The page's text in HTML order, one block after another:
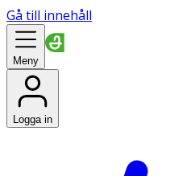
Gå till innehåll
Meny
Logga in